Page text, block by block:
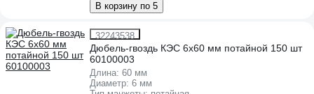
В корзину по 5
32243538
Дюбель-гвоздь КЭС 6x60 мм потайной 150 шт
60100003
Длина: 60 мм
Диаметр: 6 мм